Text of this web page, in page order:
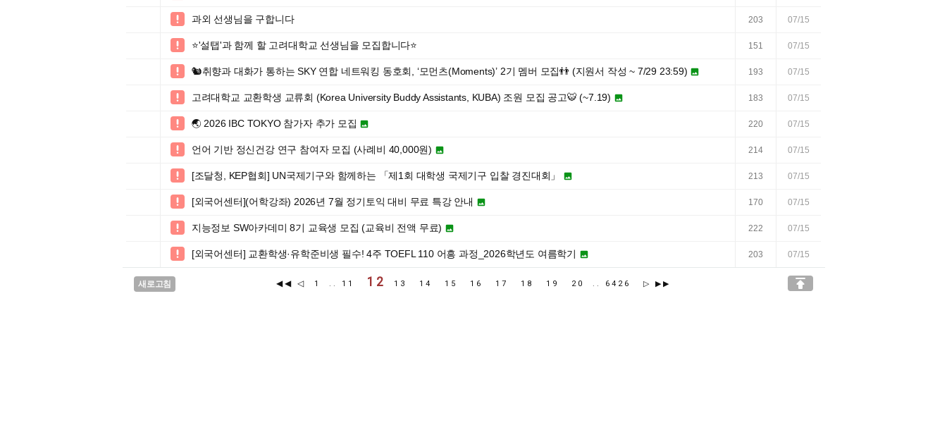
 과외 선생님을 구합니다 203 07/15
 ⭐'설탭'과 함께 할 고려대학교 선생님을 모집합니다⭐ 151 07/15
 🐿️취향과 대화가 통하는 SKY 연합 네트워킹 동호회, ‘모먼츠(Moments)’ 2기 멤버 모집👬 (지원서 작성 ~ 7/29 23:59)  193 07/15
 고려대학교 교환학생 교류회 (Korea University Buddy Assistants, KUBA) 조원 모집 공고🐯 (~7.19)  183 07/15
 🌏 2026 IBC TOKYO 참가자 추가 모집  220 07/15
 언어 기반 정신건강 연구 참여자 모집 (사례비 40,000원)  214 07/15
 [조달청, KEP협회] UN국제기구와 함께하는 「제1회 대학생 국제기구 입찰 경진대회」  213 07/15
 [외국어센터](어학강좌) 2026년 7월 정기토익 대비 무료 특강 안내  170 07/15
 지능정보 SW아카데미 8기 교육생 모집 (교육비 전액 무료)  222 07/15
 [외국어센터] 교환학생·유학준비생 필수! 4주 TOEFL 110 어흥 과정_2026학년도 여름학기  203 07/15
새로고침 ◀◀ ◁ 1 .. 11 12 13 14 15 16 17 18 19 20 .. 6426 ▷ ▶▶ 